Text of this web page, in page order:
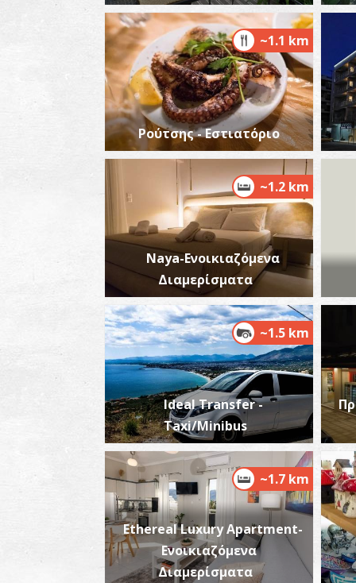
~1.1 km
Ρούτσης - Εστιατόριο
~1.2 km
Naya-Ενοικιαζόμενα
Διαμερίσματα
~1.5 km
Ideal Transfer -
Taxi/Minibus
~1.7 km
Ethereal Luxury Apartment-
Ενοικιαζόμενα
Διαμερίσματα